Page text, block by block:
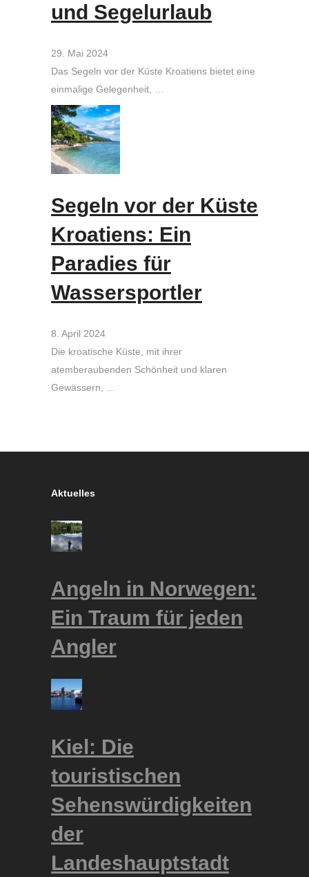
und Segelurlaub
29. Mai 2024
Das Segeln vor der Küste Kroatiens bietet eine
einmalige Gelegenheit, …
Segeln vor der Küste
Kroatiens: Ein
Paradies für
Wassersportler
8. April 2024
Die kroatische Küste, mit ihrer
atemberaubenden Schönheit und klaren
Gewässern, …
Aktuelles
Angeln in Norwegen:
Ein Traum für jeden
Angler
Kiel: Die
touristischen
Sehenswürdigkeiten
der
Landeshauptstadt